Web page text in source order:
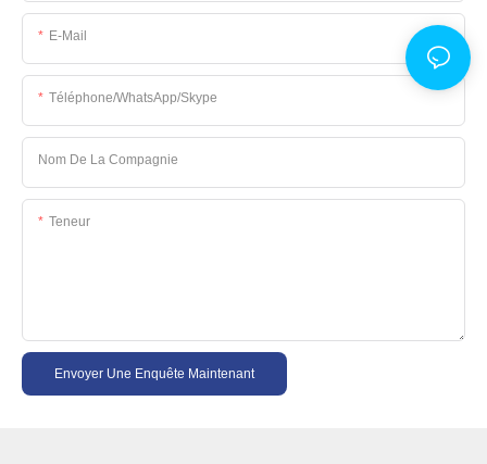
E-Mail
Téléphone/WhatsApp/Skype
Nom De La Compagnie
Teneur
Envoyer Une Enquête Maintenant